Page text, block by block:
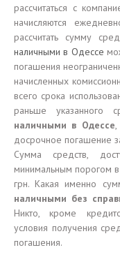
рассчитаться с
начисляются
рассчитать сумму
наличными в Одессе
погашения
начисленных
всего срока
раньше указанного
наличными в Одессе,
досрочное погашение
Сумма средств,
минимальным порогом
грн. Какая именно
наличными без
Никто, кроме
условия получения
погашения.